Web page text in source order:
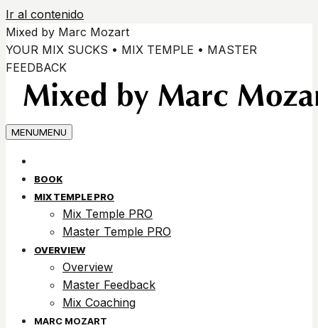
Ir al contenido
Mixed by Marc Mozart
YOUR MIX SUCKS • MIX TEMPLE • MASTER
FEEDBACK
MENUMENU
BOOK
MIX TEMPLE PRO
Mix Temple PRO
Master Temple PRO
OVERVIEW
Overview
Master Feedback
Mix Coaching